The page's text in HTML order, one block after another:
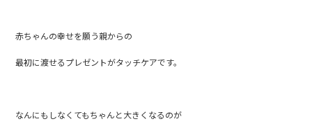
赤ちゃんの幸せを願う親からの
最初に渡せるプレゼントがタッチケアです。
なんにもしなくてもちゃんと大きくなるのが